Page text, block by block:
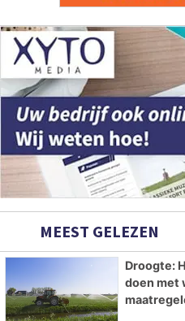
MEEST GELEZEN
Droogte:
doen met